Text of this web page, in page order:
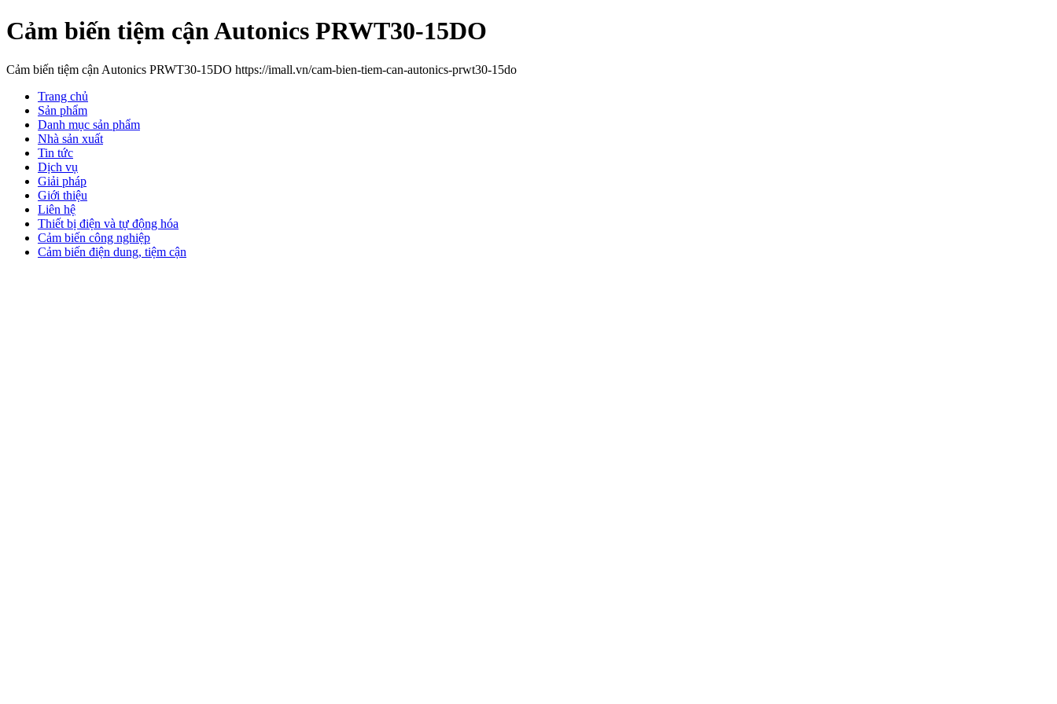
Cảm biến tiệm cận Autonics PRWT30-15DO
Cảm biến tiệm cận Autonics PRWT30-15DO https://imall.vn/cam-bien-tiem-can-autonics-prwt30-15do
Trang chủ
Sản phẩm
Danh mục sản phẩm
Nhà sản xuất
Tin tức
Dịch vụ
Giải pháp
Giới thiệu
Liên hệ
Thiết bị điện và tự động hóa
Cảm biến công nghiệp
Cảm biến điện dung, tiệm cận